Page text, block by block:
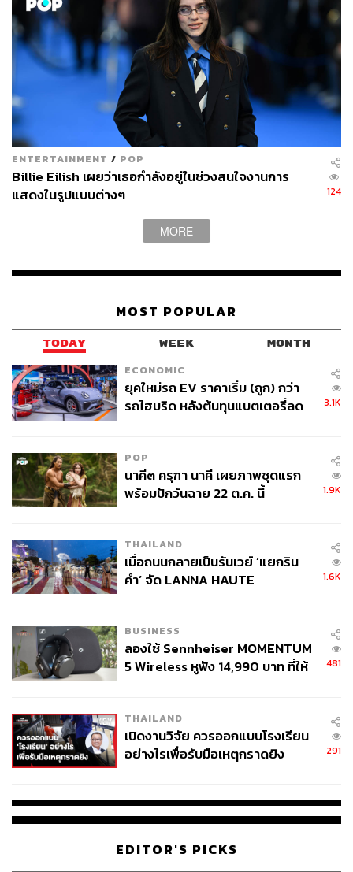
ENTERTAINMENT / POP
Billie Eilish เผยว่าเธอกำลังอยู่ในช่วงสนใจงานการ
แสดงในรูปแบบต่างๆ
124
MORE
MOST POPULAR
TODAY WEEK MONTH
ECONOMIC
ยุคใหม่รถ EV ราคาเริ่ม (ถูก) กว่า
รถไฮบริด หลังต้นทุนแบตเตอรี่ลด
3.1K
POP
นาคี๓ ครุฑา นาคี เผยภาพชุดแรก
พร้อมปักวันฉาย 22 ต.ค. นี้
1.9K
THAILAND
เมื่อถนนกลายเป็นรันเวย์ ‘แยกริน
คำ’ จัด LANNA HAUTE
1.6K
BUSINESS
ลองใช้ Sennheiser MOMENTUM
5 Wireless หูฟัง 14,990 บาท ที่ให้
481
THAILAND
เปิดงานวิจัย ควรออกแบบโรงเรียน
อย่างไรเพื่อรับมือเหตุกราดยิง
291
EDITOR'S PICKS